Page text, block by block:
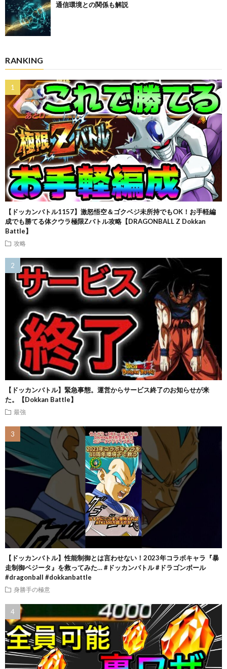
通信環境との関係も解説
RANKING
【ドッカンバトル1157】激怒悟空＆ゴクベジ未所持でもOK！お手軽編
成でも勝てる体クウラ極限Zバトル攻略【DRAGONBALL Z Dokkan
Battle】
攻略
【ドッカンバトル】緊急事態。運営からサービス終了のお知らせが来
た。【Dokkan Battle】
最強
【ドッカンバトル】性能制御とは言わせない！2023年コラボキャラ『暴
走制御ベジータ』を救ってみた… #ドッカンバトル #ドラゴンボール
#dragonball #dokkanbattle
身勝手の極意